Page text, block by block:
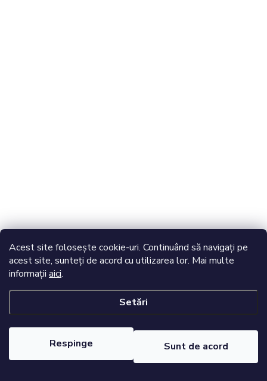
Acest site folosește cookie-uri. Continuând să navigați pe
acest site, sunteți de acord cu utilizarea lor. Mai multe
informații aici.
Setări
Respinge Sunt de acord